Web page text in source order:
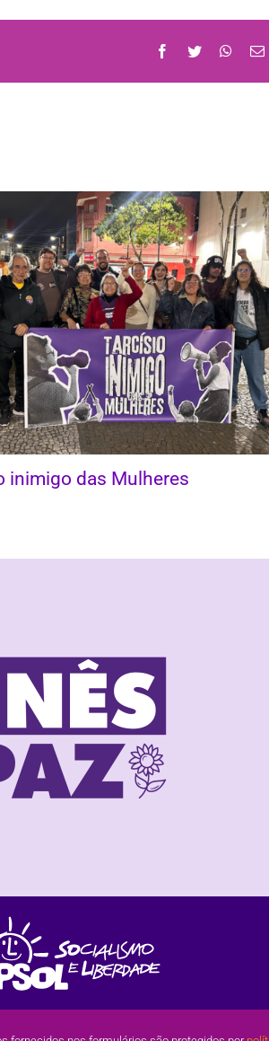
Facebook
Twitter
inimigo das Mulheres